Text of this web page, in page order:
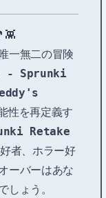
一無二の冒険
- Sprunki
性を再定義す
Retake
者、ホラー好
ーバーはあな
しょう。